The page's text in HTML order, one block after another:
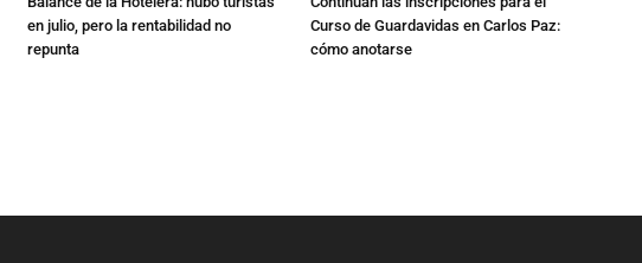
en julio, pero la rentabilidad no
repunta
Curso de Guardavidas en Carlos Paz:
cómo anotarse